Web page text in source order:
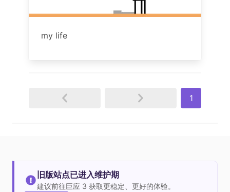
my life
1
旧版站点已进入维护期
建议前往巨应 3 获取更稳定、更好的体验。